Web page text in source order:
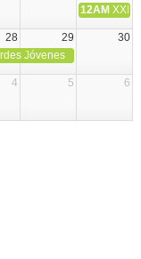
12AM XXI
28 29
30
Jóvenes
4 5 6